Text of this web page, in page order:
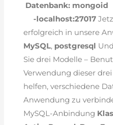
Datenbank: mongoid
-localhost:27017
erfolgreich in unsere
MySQL, postgresql Und
Sie drei Modelle –
Verwendung dieser
helfen, verschiedene
Anwendung zu
MySQL-Anbindung